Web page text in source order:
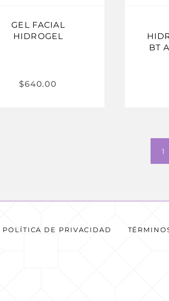
GEL FACIAL
HIDROGEL
$640.00
BT
1
POLÍTICA DE PRIVACIDAD